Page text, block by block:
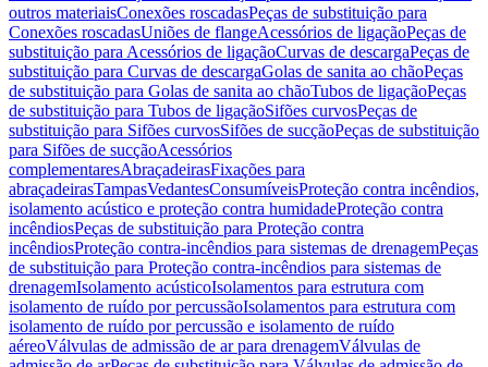
outros materiaisConexões roscadasPeças de substituição para
Conexões roscadasUniões de flangeAcessórios de ligaçãoPeças de
substituição para Acessórios de ligaçãoCurvas de descargaPeças de
substituição para Curvas de descargaGolas de sanita ao chãoPeças
de substituição para Golas de sanita ao chãoTubos de ligaçãoPeças
de substituição para Tubos de ligaçãoSifões curvosPeças de
substituição para Sifões curvosSifões de sucçãoPeças de substituição
para Sifões de sucçãoAcessórios
complementaresAbraçadeirasFixações para
abraçadeirasTampasVedantesConsumíveisProteção contra incêndios,
isolamento acústico e proteção contra humidadeProteção contra
incêndiosPeças de substituição para Proteção contra
incêndiosProteção contra-incêndios para sistemas de drenagemPeças
de substituição para Proteção contra-incêndios para sistemas de
drenagemIsolamento acústicoIsolamentos para estrutura com
isolamento de ruído por percussãoIsolamentos para estrutura com
isolamento de ruído por percussão e isolamento de ruído
aéreoVálvulas de admissão de ar para drenagemVálvulas de